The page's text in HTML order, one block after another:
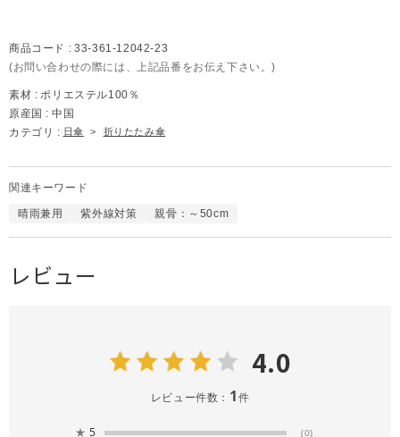
商品コード : 33-361-12042-23
(お問い合わせの際には、上記品番をお伝え下さい。)
素材 : ポリエステル100％
原産国 : 中国
カテゴリ : 日傘 > 折りたたみ傘
関連キーワード
晴雨兼用 紫外線対策 親骨：～50cm
レビュー
4.0
レビュー件数： 1件
★ 5 (0)